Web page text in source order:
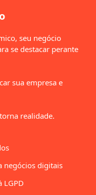
seu negócio
se destacar perante
sua empresa e
realidade.
negócios digitais
LGPD